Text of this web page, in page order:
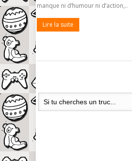
manque ni d’humour ni d’action,..
Lire la suite